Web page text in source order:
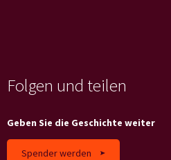
Folgen und teilen
Geben Sie die Geschichte weiter
Spender werden